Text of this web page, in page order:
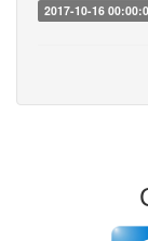
2017-10-16